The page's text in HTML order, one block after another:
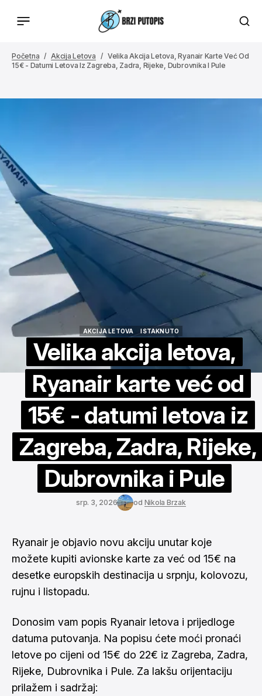
Početna Akcija Letova
Velika Akcija Letova, Ryanair Karte Već Od
15€ - Datumi Letova Iz Zagreba, Zadra, Rijeke, Dubrovnika I Pule
AKCIJA LETOVA
ISTAKNUTO
Velika akcija letova,
Ryanair karte već od
15€ - datumi letova iz
Zagreba, Zadra, Rijeke,
Dubrovnika i Pule
srp. 3, 2026 od Nikola Brzak
Ryanair je objavio novu akciju unutar koje
možete kupiti avionske karte za već od 15€ na
desetke europskih destinacija u srpnju, kolovozu,
rujnu i listopadu.
Donosim vam popis Ryanair letova i prijedloge
datuma putovanja. Na popisu ćete moći pronaći
letove po cijeni od 15€ do 22€ iz Zagreba, Zadra,
Rijeke, Dubrovnika i Pule. Za lakšu orijentaciju
prilažem i sadržaj: